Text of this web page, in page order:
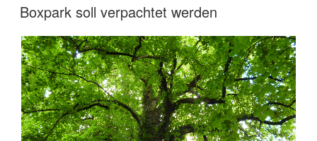
Boxpark soll verpachtet werden